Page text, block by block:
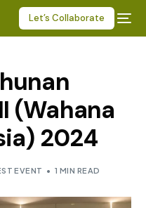
Let’s Collaborate
(Wahana
2024
EVENT 1 MIN READ